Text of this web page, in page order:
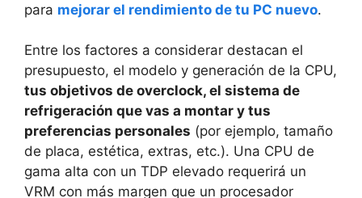
para mejorar el rendimiento de tu PC nuevo.
Entre los factores a considerar destacan el
presupuesto, el modelo y generación de la CPU,
tus objetivos de overclock, el sistema de
refrigeración que vas a montar y tus
preferencias personales (por ejemplo, tamaño
de placa, estética, extras, etc.). Una CPU de
gama alta con un TDP elevado requerirá un
VRM con más margen que un procesador